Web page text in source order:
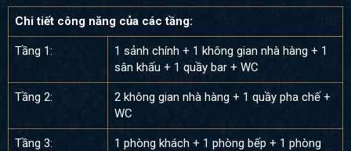
Chi tiết công năng của các tầng:
Tầng 1:
1 sảnh chính + 1 không gian nhà hàng + 1
sân khấu + 1 quầy bar + WC
Tầng 2:
2 không gian nhà hàng + 1 quầy pha chế +
WC
Tầng 3:
1 phòng khách + 1 phòng bếp + 1 phòng